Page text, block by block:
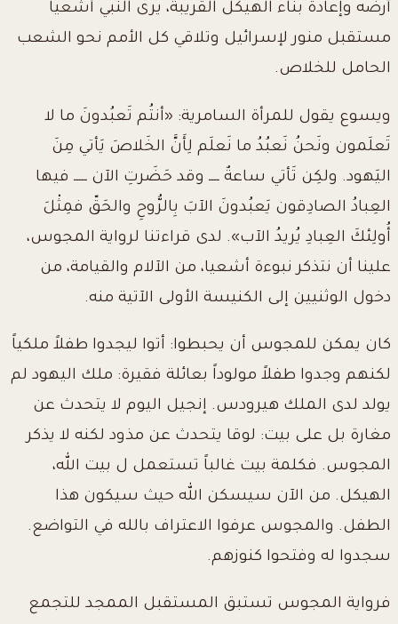
أرضه وإعادة بناء الهيكل القريبة، يرى النبي أشعيا
مستقبل منور لإسرائيل وتلاقي كل الأمم نحو الشعب
الحامل للخلاص.
ويسوع يقول للمرأة السامرية: «أنتُم تَعبُدونَ ما لا
تَعلَمون ونَحنُ نَعبُدُ ما نَعلَم لِأَنَّ الخَلاصَ يَأتي مِنَ
اليَهود. ولكِن تَأتي ساعةٌ ــــ وقد حَضَرتِ الآن ـــــ فيها
العِبادُ الصادِقون يَعبُدونَ الآبَ بِالرُّوحِ والحَقّ فمِثْلَ
أُولِئكَ العِبادِ يُريدُ الآب». لدى قراءتنا لرواية المجوس،
علينا أن نتذكر نبوءة أشعيا، من الآلام والقيامة، من
دخول الوثنيين إلى الكنيسة الأولى الآتية منه.
كان يمكن للمجوس أن يحبطوا: أتوا ليجدوا طفلاً ملكياً
لكنهم وجدوا طفلاً مولوداً بعائلة فقيرة: ملك اليهود لم
يولد لدى الملك هيرودس. إنجيل اليوم لا يتحدث عن
مغارة بل على بيت: لوقا يتحدث عن مذود لكنه لا يذكر
المجوس. فكلمة بيت غالباً تستعمل ل بيت الله،
الهيكل. من الآن سيسكن الله حيث سيكون هذا
الطفل. والمجوس عرفوا الاعتراف بالله في التواضع.
سجدوا له وفتحوا كنوزهم.
فرواية المجوس تستبق المستقبل الممجد للتجمع